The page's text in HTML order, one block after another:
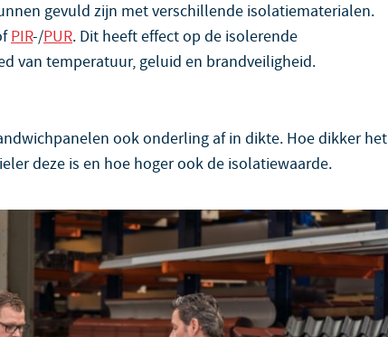
gevuld zijn met verschillende isolatiematerialen.
PIR-/PUR. Dit heeft effect op de isolerende
van temperatuur, geluid en brandveiligheid.
ook onderling af in dikte. Hoe dikker het
deze is en hoe hoger ook de isolatiewaarde.